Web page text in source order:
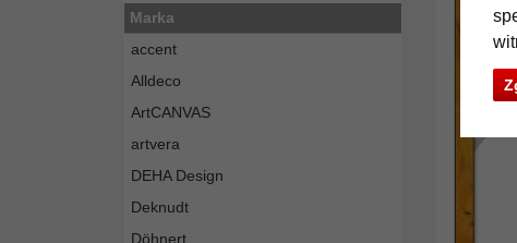
Marka
accent
Alldeco
ArtCANVAS
artvera
DEHA Design
Deknudt
Döhnert